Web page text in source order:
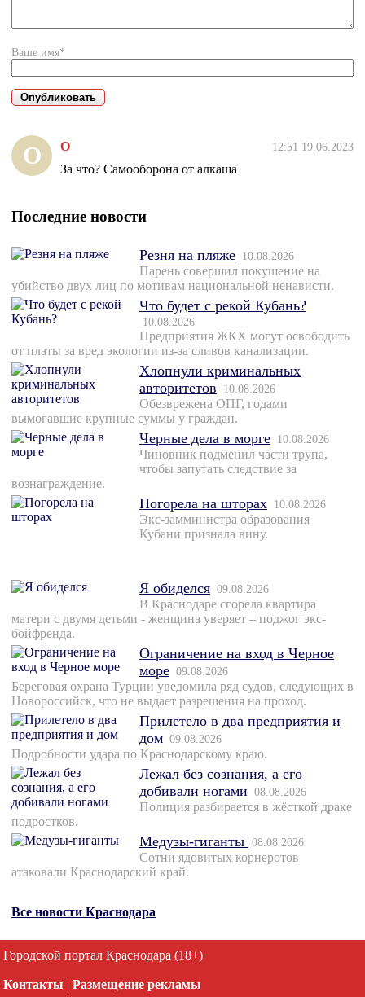
Ваше имя*
О О 12:51 19.06.2023
За что? Самооборона от алкаша
Последние новости
Резня на пляже 10.08.2026
Парень совершил покушение на
убийство двух лиц по мотивам национальной ненависти.
Что будет с рекой Кубань?
10.08.2026
Предприятия ЖКХ могут освободить
от платы за вред экологии из-за сливов канализации.
Хлопнули криминальных
авторитетов
10.08.2026
Обезврежена ОПГ, годами
вымогавшие крупные суммы у граждан.
Черные дела в морге 10.08.2026
Чиновник подменил части трупа,
чтобы запутать следствие за
вознаграждение.
Погорела на шторах 10.08.2026
Экс-замминистра образования
Кубани признала вину.
Я обиделся 09.08.2026
В Краснодаре сгорела квартира
матери с двумя детьми - женщина уверяет – поджог экс-
бойфренда.
Ограничение на вход в Черное
море 09.08.2026
Береговая охрана Турции уведомила ряд судов, следующих в
Новороссийск, что не выдает разрешения на проход.
Прилетело в два предприятия и
дом 09.08.2026
Подробности удара по Краснодарскому краю.
Лежал без сознания, а его
добивали ногами 08.08.2026
Полиция разбирается в жёсткой драке
подростков.
Медузы-гиганты 08.08.2026
Сотни ядовитых корнеротов
атаковали Краснодарский край.
Все новости Краснодара
Городской портал Краснодара (18+)
Контакты | Размещение рекламы